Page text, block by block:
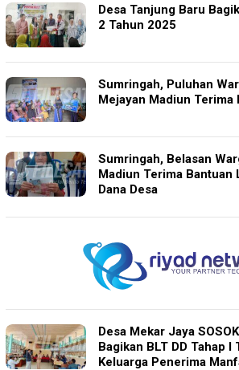
Desa Tanjung Baru
2 Tahun 2025
Sumringah, Puluhan
Mejayan Madiun Terima
Sumringah, Belasan
Madiun Terima Bantuan
Dana Desa
Desa Mekar Jaya
Bagikan BLT DD Tahap I
Keluarga Penerima